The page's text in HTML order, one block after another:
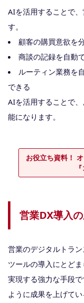
AIを活用することで
す。
顧客の購買意欲を
商談の記録を自動
ルーティン業務を
できる
AIを活用することで
能になります。
お役立ち資料！
営業DX導入
営業のデジタルトラ
ツールの導入にとど
実現する強力な手段
ように成果を上げて